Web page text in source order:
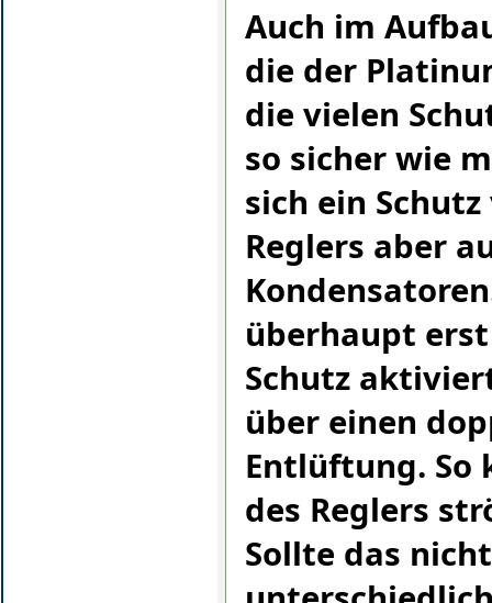
Auch im
die der
die vielen
so sicher wie
sich ein
Reglers aber
überhaupt
Schutz
über einen
Entlüftung. So
des Reglers
Sollte das